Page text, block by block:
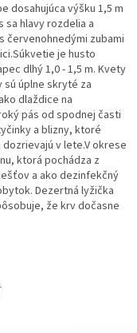
dosahujúca výšku 1,5 m
sa hlavy rozdelia a
červenohnedými zubami
je husto
dlhý 1,0 - 1,5 m. Kvety
sú úplne skryté za
dlaždice na
pás od spodnej časti
a blizny, ktoré
v lete.V okrese
ktorá pochádza z
a ako dezinfekčný
Dezertná lyžička
že krv dočasne